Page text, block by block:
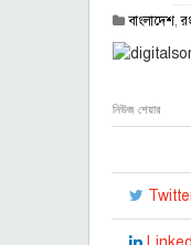
বাংলাদেশ,
নিউজ শেয়ার